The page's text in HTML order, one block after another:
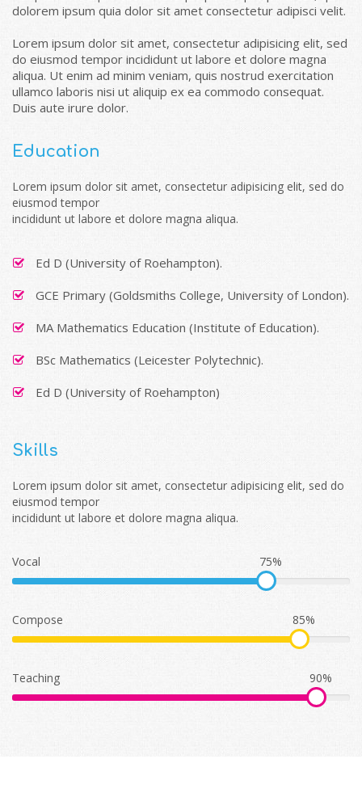
dolorem ipsum quia dolor sit amet consectetur adipisci velit.
Lorem ipsum dolor sit amet, consectetur adipisicing elit, sed
do eiusmod tempor incididunt ut labore et dolore magna
aliqua. Ut enim ad minim veniam, quis nostrud exercitation
ullamco laboris nisi ut aliquip ex ea commodo consequat.
Duis aute irure dolor.
Education
Lorem ipsum dolor sit amet, consectetur adipisicing elit, sed do
eiusmod tempor
incididunt ut labore et dolore magna aliqua.
Ed D (University of Roehampton).
GCE Primary (Goldsmiths College, University of London).
MA Mathematics Education (Institute of Education).
BSc Mathematics (Leicester Polytechnic).
Ed D (University of Roehampton)
Skills
Lorem ipsum dolor sit amet, consectetur adipisicing elit, sed do
eiusmod tempor
incididunt ut labore et dolore magna aliqua.
Vocal 75%
Compose 85%
Teaching 90%